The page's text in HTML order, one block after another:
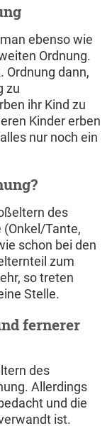
ebenso wie
Ordnung.
Ordnung dann,
zu
ihr Kind zu
Kinder erben
nur noch ein
des
(Onkel/Tante,
schon bei den
zum
so treten
Stelle.
fernerer
des
Allerdings
und die
ist.